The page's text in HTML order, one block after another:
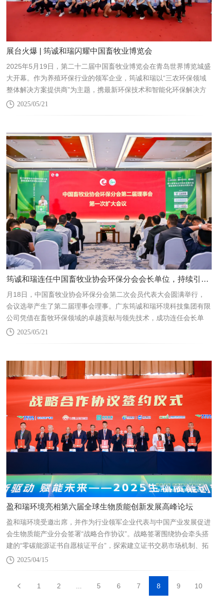
展台火爆 | 筠诚和瑞闪耀中国畜牧业博览会
2025年5月19日，第二十二届中国畜牧业博览会在青岛世界博览城盛
大开幕。作为养殖环保行业的领军企业，筠诚和瑞以“三农环保领域
整体解决方案提供商”为主题，携最新环保技术和智能化环保解决方
案惊艳亮相。
2025/05/21
筠诚和瑞连任中国畜牧业协会环保分会会长单位，持续引领行业绿色变革
月18日，中国畜牧业协会环保分会第二次会员代表大会圆满举行，
会议选举产生了第二届理事会理事。广东筠诚和瑞环境科技集团有限
公司凭借在畜牧环保领域的卓越贡献与领先技术，成功连任会长单
位。这一殊荣不仅体现了畜牧环保行业对筠诚和瑞专业能力与责任担
2025/05/21
盈和瑞环境亮相第六届全球生物质能创新发展高峰论坛
盈和瑞环境受邀出席，并作为行业领军企业代表与中国产业发展促进
会生物质能产业分会签署“战略合作协议”。战略签署围绕协会牵头搭
建的“零碳能源证书自愿核证平台”，探索建立证书交易市场机制、拓
展应用场景、促进实现绿色燃气和绿色热能的可再生能源环境价值等
2025/04/15
1 2 ... 5 6 7 8 9 10